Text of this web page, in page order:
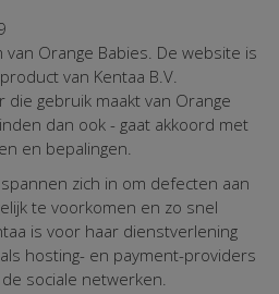
Orange Babies. De website is
van Kentaa B.V.
die gebruik maakt van Orange
dan ook - gaat akkoord met
en bepalingen.
zich in om defecten aan
te voorkomen en zo snel
is voor haar dienstverlening
hosting- en payment-providers
sociale netwerken.